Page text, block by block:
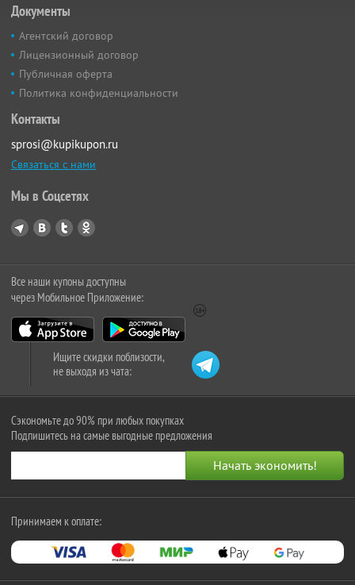
Документы
Агентский договор
Лицензионный договор
Публичная оферта
Политика конфиденциальности
Контакты
sprosi@kupikupon.ru
Связаться с нами
Мы в Соцсетях
Все наши купоны доступны
через Мобильное Приложение:
Ищите скидки поблизости,
не выходя из чата:
Сэкономьте до 90% при любых покупках
Подпишитесь на самые выгодные предложения
Принимаем к оплате: